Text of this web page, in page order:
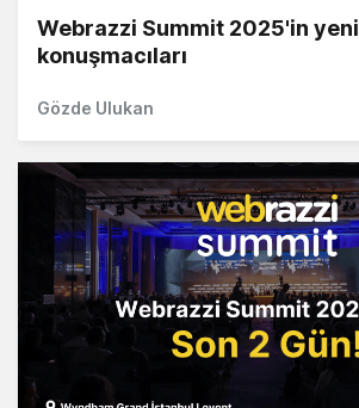
Webrazzi Summit 2025'in yeni
konuşmacıları
Gözde Ulukan